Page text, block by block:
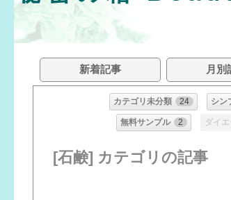
新着記事 月別
カテゴリ未分類 24 シン
無料サンプル 2 ダイエ
[石鹸] カテゴリの記事